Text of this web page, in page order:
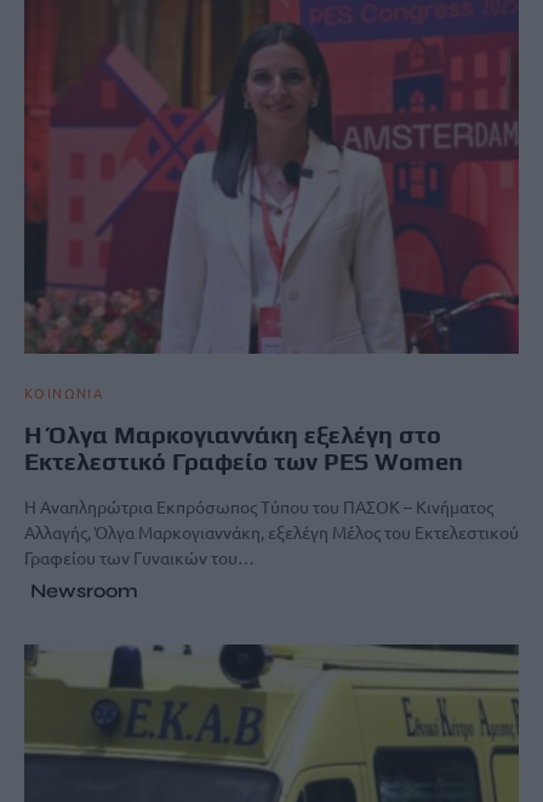
ΚΟΙΝΩΝΙΑ
Η Όλγα Μαρκογιαννάκη εξελέγη στο
Εκτελεστικό Γραφείο των PES Women
Η Αναπληρώτρια Εκπρόσωπος Τύπου του ΠΑΣΟΚ – Κινήματος
Αλλαγής, Όλγα Μαρκογιαννάκη, εξελέγη Μέλος του Εκτελεστικού
Γραφείου των Γυναικών του…
Newsroom